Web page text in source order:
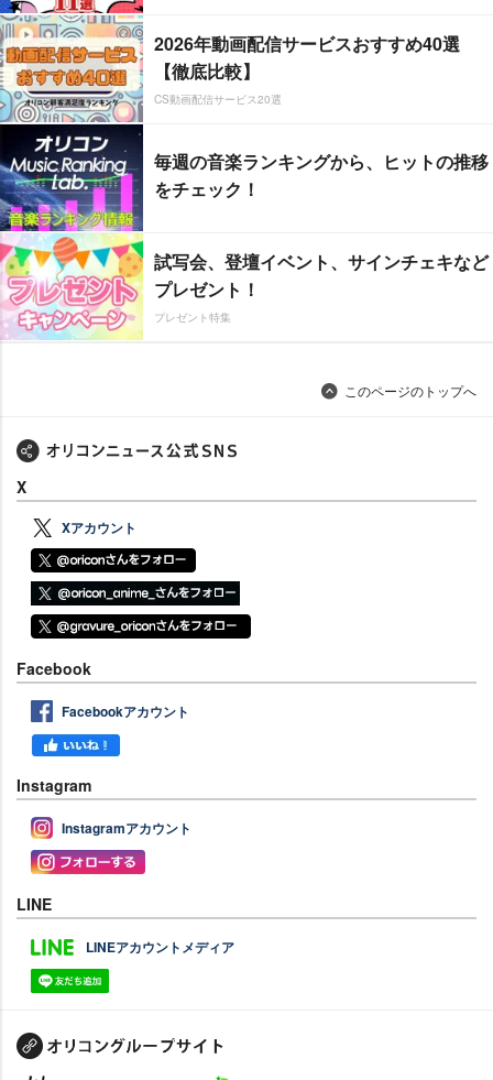
2026年動画配信サービスおすすめ40選
【徹底比較】
CS動画配信サービス20選
毎週の音楽ランキングから、ヒットの推移
をチェック！
試写会、登壇イベント、サインチェキなど
プレゼント！
プレゼント特集
このページのトップへ
X
Xアカウント
Facebook
Facebookアカウント
Instagram
Instagramアカウント
LINE
LINEアカウントメディア